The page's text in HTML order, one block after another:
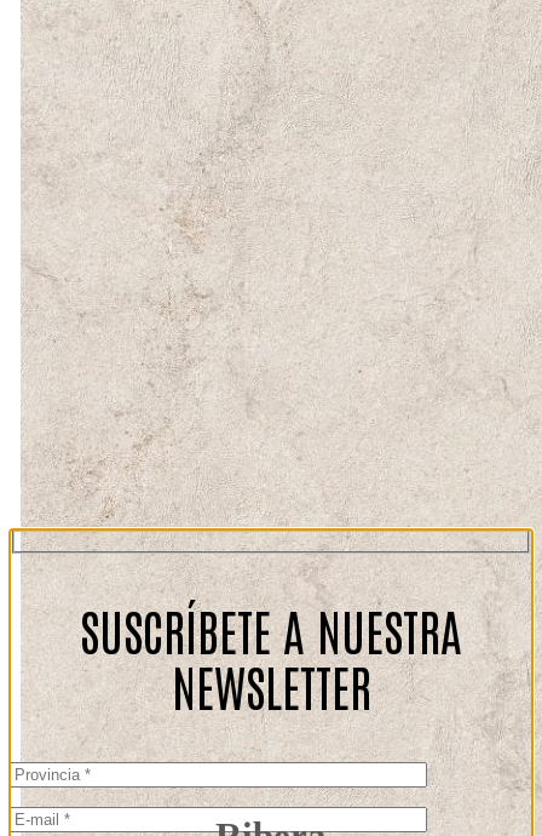
SUSCRÍBETE A NUESTRA
NEWSLETTER